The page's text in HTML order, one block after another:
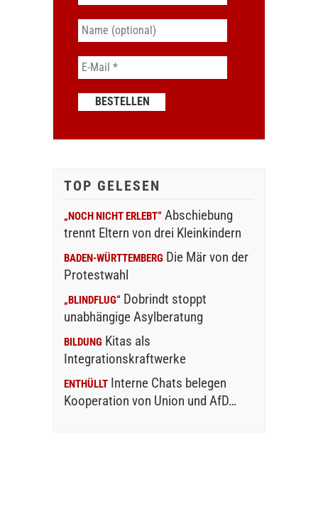
TOP GELESEN
„NOCH NICHT ERLEBT“ Abschiebung
trennt Eltern von drei Kleinkindern
BADEN-WÜRTTEMBERG Die Mär von der
Protestwahl
„BLINDFLUG“ Dobrindt stoppt
unabhängige Asylberatung
BILDUNG Kitas als
Integrationskraftwerke
ENTHÜLLT Interne Chats belegen
Kooperation von Union und AfD…